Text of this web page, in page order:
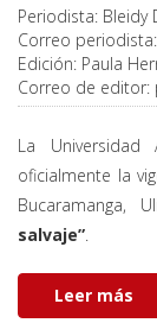
Periodista: Bleidy
Correo periodista:
Edición: Paula
Correo de editor:
La Universidad
oficialmente la
salvaje”.
Leer más